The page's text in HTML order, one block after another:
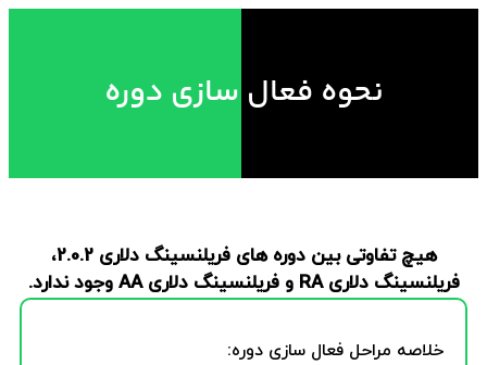
نحوه فعال سازی دوره
هیچ تفاوتی بین دوره های فریلنسینگ دلاری 2.0.2،
فریلنسینگ دلاری RA و فریلنسینگ دلاری AA وجود ندارد.
خلاصه مراحل فعال سازی دوره: